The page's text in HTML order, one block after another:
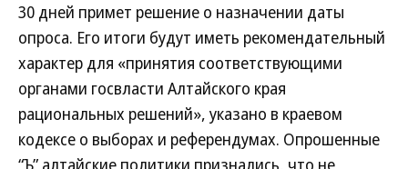
30 дней примет решение о назначении даты
опроса. Его итоги будут иметь рекомендательный
характер для «принятия соответствующими
органами госвласти Алтайского края
рациональных решений», указано в краевом
кодексе о выборах и референдумах. Опрошенные
“Ъ” алтайские политики признались, что не